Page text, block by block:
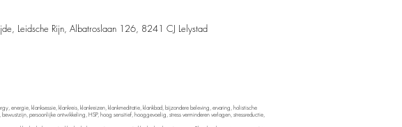
Leidsche Rijn, Albatroslaan 126, 8241 CJ Lelystad
energie, klanksessie, klankreis, klankreizen, klankmeditatie, klankbad, bijzondere beleving, ervaring, holistische
persoonlijke ontwikkeling, HSP, hoog sensitief, hooggevoelig, stress verminderen verlagen, stressreductie,